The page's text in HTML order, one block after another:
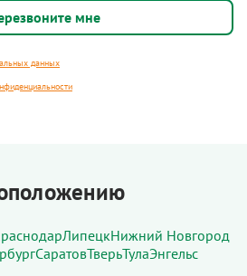
данных
ЛипецкНижний Новгород
СаратовТверьТулаЭнгельс